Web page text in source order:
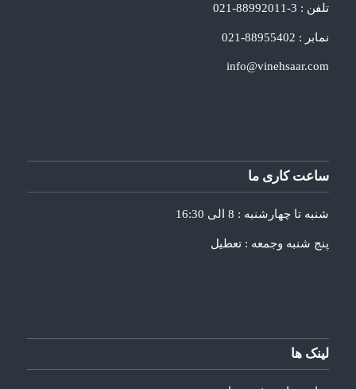
تلفن : 3-88992011-021
نمابر : 88955402-021
info@vinehsaar.com
ساعت کاری ما
شنبه تا چهارشنبه : 8 الی 16:30
پنج شنبه وجمعه : تعطیل
لینک ها